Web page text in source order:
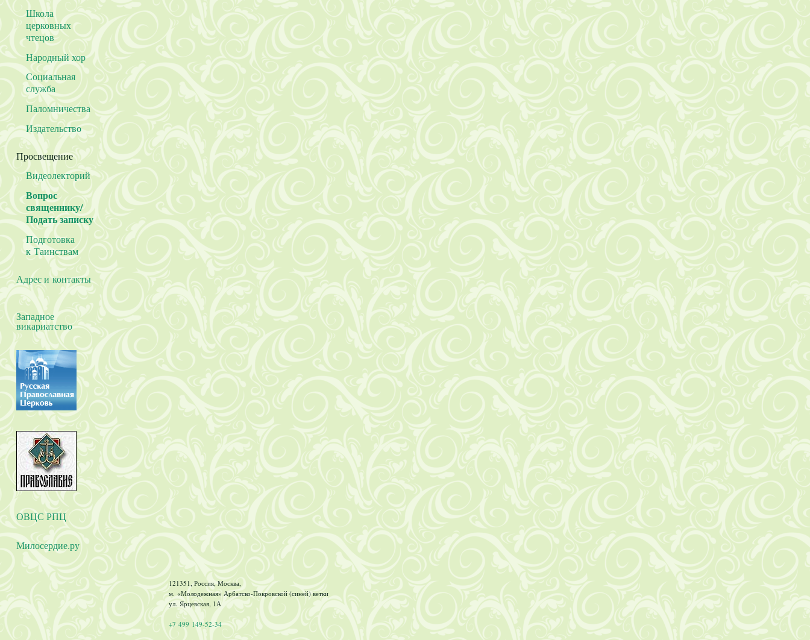
Школа
церковных
чтецов
Народный хор
Социальная
служба
Паломничества
Издательство
Просвещение
Видеолекторий
Вопрос
священнику/
Подать записку
Подготовка
к Таинствам
Адрес и контакты
Западное
викариатство
ОВЦС РПЦ
Милосердие.ру
121351, Россия, Москва,
м. «Молодежная» Арбатско-Покровской (синей) ветки
ул. Ярцевская, 1А
+7 499 149-52-34